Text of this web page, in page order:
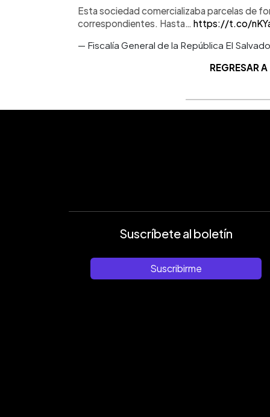
Esta sociedad comercializaba parcelas de
correspondientes. Hasta… https://t.co/
— Fiscalía General de la República El
REGRESAR
Suscríbete al boletín
Suscribirme